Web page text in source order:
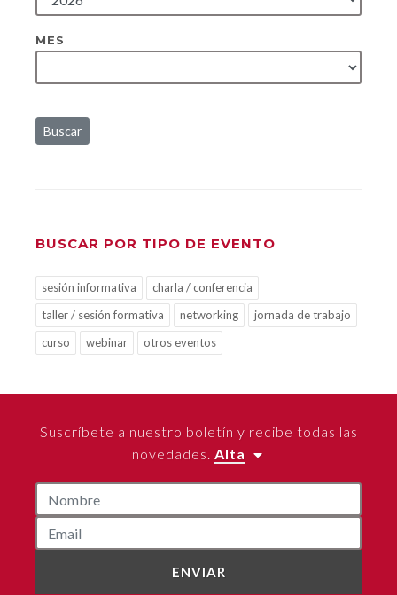
MES
Buscar
BUSCAR POR TIPO DE EVENTO
sesión informativa
charla / conferencia
taller / sesión formativa
networking
jornada de trabajo
curso
webinar otros eventos
Suscríbete a nuestro boletín y recibe todas las
novedades. Alta
ENVIAR